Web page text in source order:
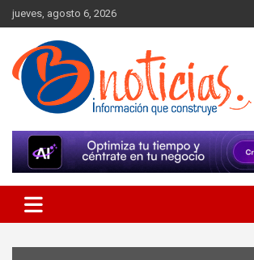
Skip
to
content
jueves, agosto 6, 2026
BNoticias